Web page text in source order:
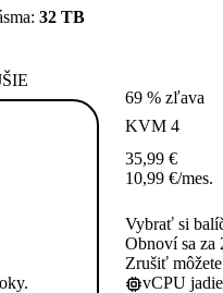
32 TB
69 % zľava
KVM 4
35,99 €
10,99 €/mes.
Vybrať si
Obnoví sa za
Zrušiť
vCPU